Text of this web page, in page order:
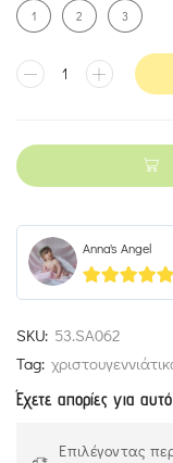
1 2 3
Anna's Angel
5out of 5
SKU: 53.SA062
Tag:
Έχετε απορίες για
Επιλέγοντας